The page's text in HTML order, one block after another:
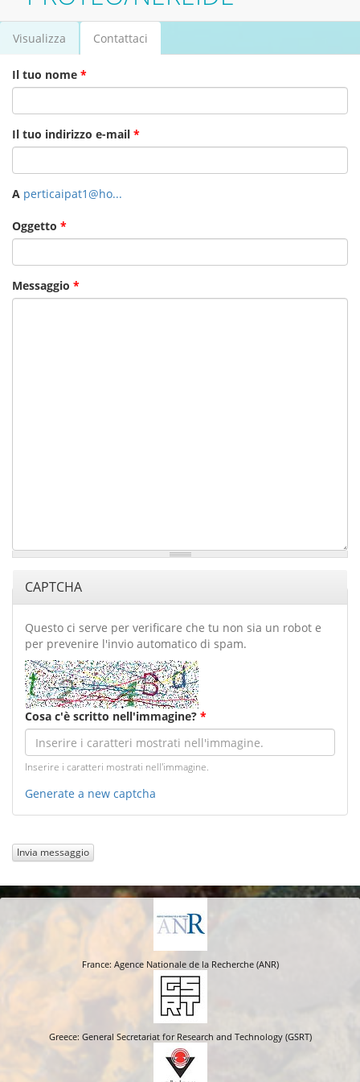
Schede primarie
Visualizza Contattaci
attiva)
Il tuo nome *
Il tuo indirizzo e-mail *
A perticaipat1@ho...
Oggetto *
Messaggio *
CAPTCHA
Questo ci serve per verificare che tu non sia un robot e
per prevenire l'invio automatico di spam.
Cosa c'è scritto nell'immagine? *
Inserire i caratteri mostrati nell'immagine.
Generate a new captcha
Invia messaggio
France: Agence Nationale de la Recherche (ANR)
Greece: General Secretariat for Research and Technology (GSRT)